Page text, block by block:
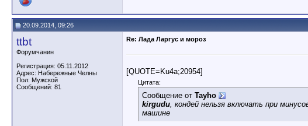
20.09.2014, 09:26
ttbt
Форумчанин
Регистрация: 05.11.2012
Адрес: Набережные Челны
Пол: Мужской
Сообщений: 81
Re: Лада Ларгус и мороз
[QUOTE=Ku4a;20954]
Цитата:
Сообщение от Tayho
kirgudu, кондей нельзя включать при
машине